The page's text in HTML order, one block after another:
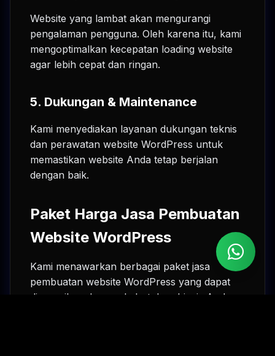
Website yang lambat akan mengurangi
pengalaman pengguna. Oleh karena itu, kami
mengoptimalkan kecepatan loading website
agar lebih cepat dan ringan.
5. Dukungan & Maintenance
Kami menyediakan layanan dukungan teknis
dan perawatan website WordPress untuk
memastikan website Anda tetap berjalan
dengan baik.
Paket Harga Jasa Pembuatan
Website WordPress
Kami menawarkan berbagai paket jasa
pembuatan website WordPress yang dapat
disesuaikan dengan kebutuhan bisnis Anda: